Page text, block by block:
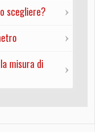
scegliere?
misura di